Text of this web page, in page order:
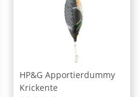
HP&G Apportierdummy
Krickente